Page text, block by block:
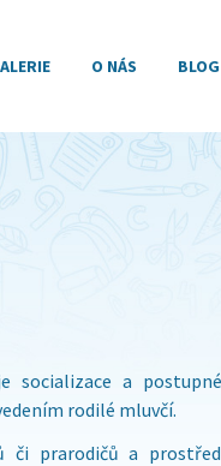
O NÁS BLOG
socializace a
rodilé mluvčí.
či prarodičů a